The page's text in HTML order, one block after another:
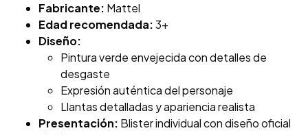
Fabricante: Mattel
Edad recomendada:3+
Diseño:
Pintura verde envejecida con detalles de
desgaste
Expresión auténtica del personaje
Llantas detalladas y apariencia realista
Presentación: Blister individual con diseño oficial